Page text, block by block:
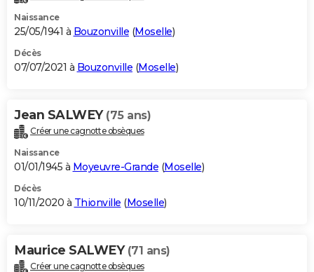
Dictionnaire
Biographies
Citations
Expressions
Proverbes
PROGRAMME TV
S'inscrire
Se connecter
Lycées
Collèges
Primaires
Universités
Entreprises
Service militaire
Avis de recherche
AVIS DE DÉCÈS
Bricolage
Lifestyle
Culture
Sport
Auto
Television
Voyage
Cinema
Naissance
25/05/1941 à Bouzonville (Moselle)
Décès
07/07/2021 à Bouzonville (Moselle)
Jean SALWEY (75 ans)
Créer une cagnotte obsèques
Naissance
01/01/1945 à Moyeuvre-Grande (Moselle)
Décès
10/11/2020 à Thionville (Moselle)
Maurice SALWEY (71 ans)
Créer une cagnotte obsèques